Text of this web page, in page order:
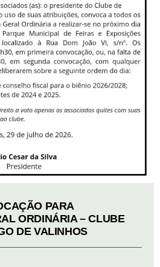
PARA
ORDINÁRIA – CLUBE
DE VALINHOS